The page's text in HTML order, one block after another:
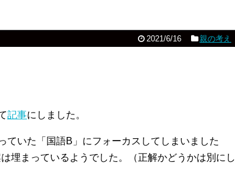
2021/6/16 親の考え
記事にしました。
ていた「国語B」にフォーカスしてしまいました
埋まっているようでした。（正解かどうかは別にし